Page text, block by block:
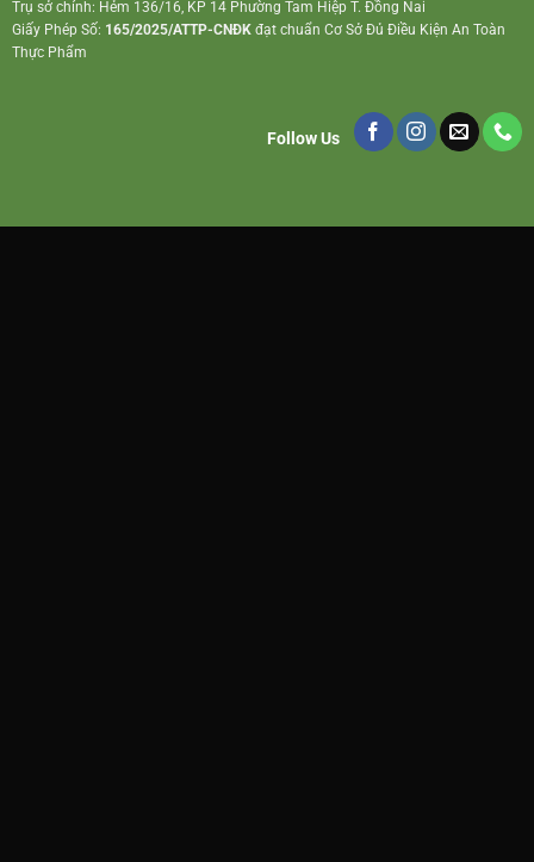
Trụ sở chính: Hẻm 136/16, KP 14 Phường Tam Hiệp T. Đồng Nai
Giấy Phép Số: 165/2025/ATTP-CNĐKđạt chuẩn Cơ Sở Đủ Điều Kiện An Toàn
Thực Phẩm
Follow Us